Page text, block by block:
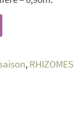
,RHIZOMES